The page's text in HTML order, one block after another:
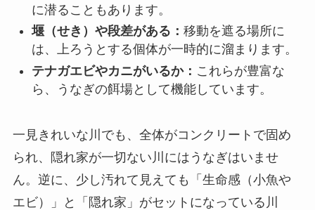
に潜ることもあります。
堰（せき）や段差がある： 移動を遮る場所に
は、上ろうとする個体が一時的に溜まります。
テナガエビやカニがいるか： これらが豊富な
ら、うなぎの餌場として機能しています。
一見きれいな川でも、全体がコンクリートで固め
られ、隠れ家が一切ない川にはうなぎはいませ
ん。逆に、少し汚れて見えても「生命感（小魚や
エビ）」と「隠れ家」がセットになっている川